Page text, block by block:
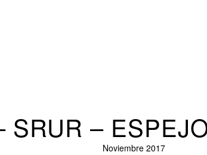
SRUR –
Noviembre 2017